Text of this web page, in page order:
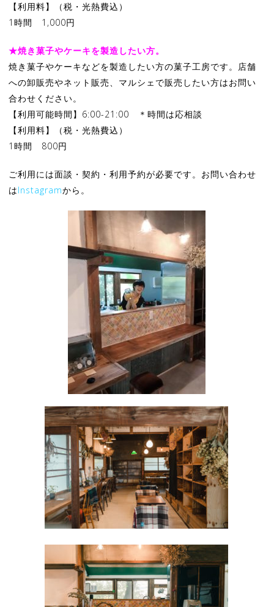
【利用料】（税・光熱費込）
1時間 1,000円
★焼き菓子やケーキを製造したい方。
焼き菓子やケーキなどを製造したい方の菓子工房です。店舗
への卸販売やネット販売、マルシェで販売したい方はお問い
合わせください。
【利用可能時間】6:00-21:00 ＊時間は応相談
【利用料】（税・光熱費込）
1時間 800円
ご利用には面談・契約・利用予約が必要です。お問い合わせ
はInstagramから。